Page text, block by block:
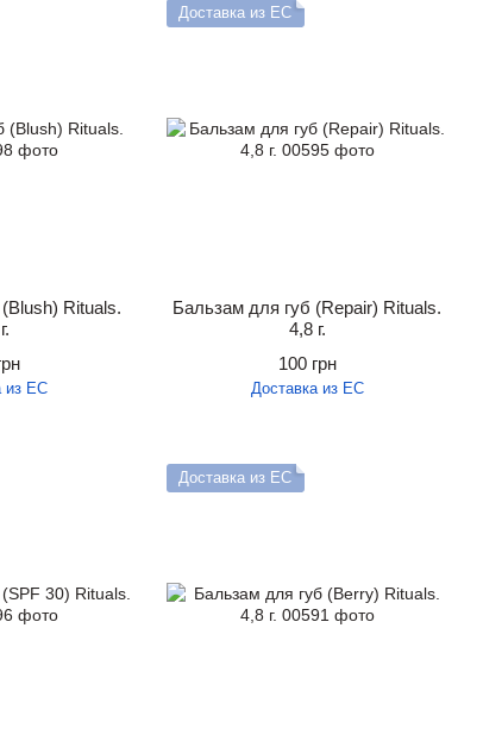
Rituals.
из ЕС
Доставка из ЕС
Бальзам для губ (Repair) Rituals.
4,8 г.
100 грн
Доставка из ЕС
Доставка из ЕС